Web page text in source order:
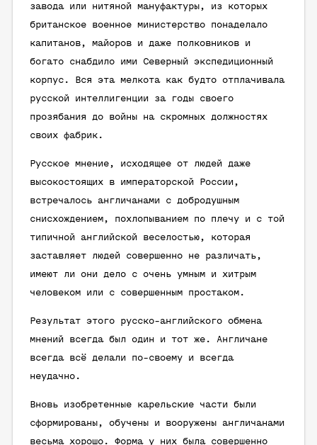
завода или нитяной мануфактуры, из которых
британское военное министерство понаделало
капитанов, майоров и даже полковников и
богато снабдило ими Северный экспедиционный
корпус. Вся эта мелкота как будто отплачивала
русской интеллигенции за годы своего
прозябания до войны на скромных должностях
своих фабрик.
Русское мнение, исходящее от людей даже
высокостоящих в императорской России,
встречалось англичанами с добродушным
снисхождением, похлопыванием по плечу и с той
типичной английской веселостью, которая
заставляет людей совершенно не различать,
имеют ли они дело с очень умным и хитрым
человеком или с совершенным простаком.
Результат этого русско-английского обмена
мнений всегда был один и тот же. Англичане
всегда всё делали по-своему и всегда
неудачно.
Вновь изобретенные карельские части были
сформированы, обучены и вооружены англичанами
весьма хорошо. Форма у них была совершенно